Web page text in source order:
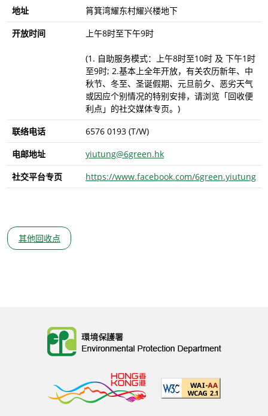
地址
筲箕湾耀东村耀兴楼地下
开放时间
上午8时至下午9时
(1. 自助服务模式：上午8时至10时 及 下午1时
至9时; 2.基本上全年开放，有关农历新年、中
秋节、冬至、圣诞假期、元旦前夕、恶劣天气
或因应个别情况的特别安排，请浏览「回收便
利点」的社交媒体专页。)
联络电话
6576 0193 (T/W)
电邮地址
yiutung@6green.hk
社交平台专页
https://www.facebook.com/6green.yiutung
其他回收点